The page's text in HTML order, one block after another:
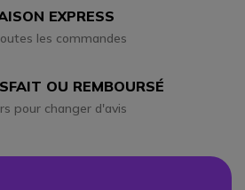
EXPRESS
les commandes
OU REMBOURSÉ
pour changer d'avis